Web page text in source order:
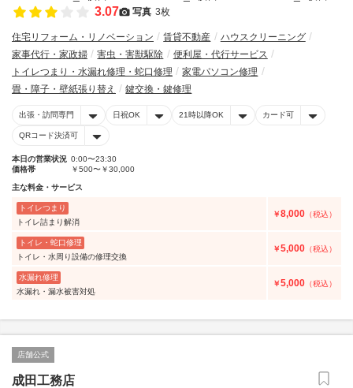
3.07 写真 3枚
住宅リフォーム・リノベーション 賃貸不動産
ハウスクリーニング
家事代行・家政婦
害虫・害獣駆除
便利屋・代行サービス
トイレつまり・水漏れ修理・蛇口修理
家電パソコン修理
畳・障子・壁紙張り替え
鍵交換・鍵修理
出張・訪問専門 日祝OK 21時以降OK カード可
QRコード決済可
本日の営業状況 0:00〜23:30
価格帯
￥500〜￥30,000
主な料金・サービス
トイレつまり
トイレ詰まり解消
￥8,000 （税込）
トイレ・蛇口修理
トイレ・水周り設備の修理交換
￥5,000 （税込）
水漏れ修理
水漏れ・漏水被害対処
￥5,000 （税込）
店舗公式
成田工務店